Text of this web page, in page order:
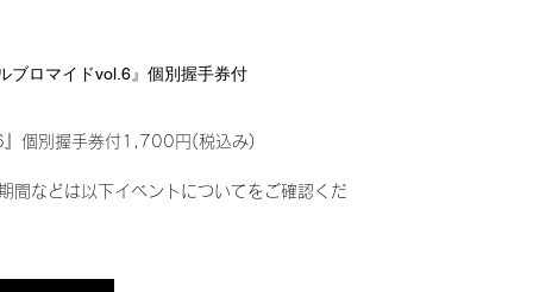
ブロマイドvol.6』個別握手券付
』個別握手券付1,700円(税込み)
間などは以下イベントについてをご確認くだ